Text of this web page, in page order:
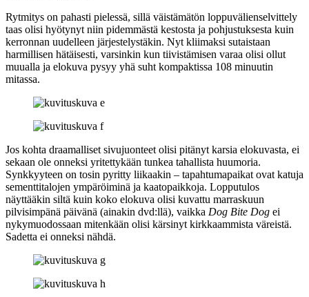
Rytmitys on pahasti pielessä, sillä väistämätön loppuvälienselvittely
taas olisi hyötynyt niin pidemmästä kestosta ja pohjustuksesta kuin
kerronnan uudelleen järjestelystäkin. Nyt kliimaksi sutaistaan
harmillisen hätäisesti, varsinkin kun tiivistämisen varaa olisi ollut
muualla ja elokuva pysyy yhä suht kompaktissa 108 minuutin
mitassa.
Jos kohta draamalliset sivujuonteet olisi pitänyt karsia elokuvasta, ei
sekaan ole onneksi yritettykään tunkea tahallista huumoria.
Synkkyyteen on tosin pyritty liikaakin – tapahtumapaikat ovat katuja
sementtitalojen ympäröiminä ja kaatopaikkoja. Lopputulos
näyttääkin siltä kuin koko elokuva olisi kuvattu marraskuun
pilvisimpänä päivänä (ainakin dvd:llä), vaikka Dog Bite Dog ei
nykymuodossaan mitenkään olisi kärsinyt kirkkaammista väreistä.
Sadetta ei onneksi nähdä.